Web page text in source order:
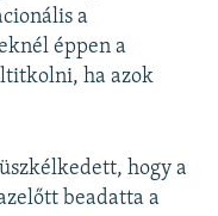
a
éppen a
ha azok
hogy a
beadatta a